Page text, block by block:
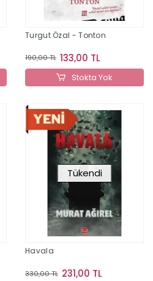
Turgut Özal - Tonton
190,00 TL 133,00 TL
Stokta Yok
Tükendi
Havala
330,00 TL 231,00 TL